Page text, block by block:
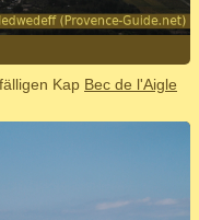
Kap Bec de l'Aigle